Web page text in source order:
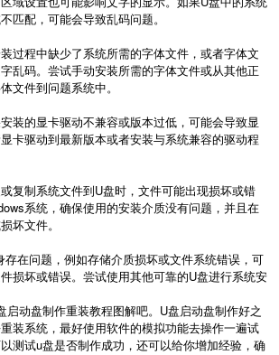
匹配，可能会导致乱码问题。
过程中缺少了系统所需的字体文件，或者字体文
乱码。尝试手动安装所需的字体文件或从其他正
文件到问题系统中。
装的显卡驱动不兼容或版本过低，可能会导致显
卡驱动到最新版本或者安装与系统兼容的驱动程
复制系统文件到U盘时，文件可能出现损坏或错
系统，确保使用的安装介质没有问题，并且在
坏文件。
存在问题，例如存储介质损坏或文件系统错误，可
损坏或错误。尝试使用其他可靠的U盘进行系统安
启动盘制作重装教程图解吧。 U盘启动盘制作好之
装系统，最好使用软件的模拟功能去操作一遍试
测试u盘是否制作成功，还可以给你增加经验，确